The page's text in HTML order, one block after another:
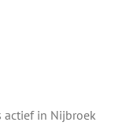
actief in Nijbroek